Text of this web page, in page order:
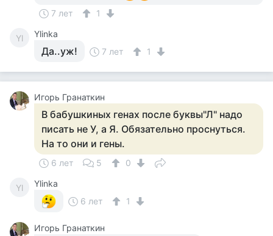
7 лет 1
Yl Ylinka
Да..уж! 7 лет 1
Игорь Гранаткин
В бабушкиных генах после буквы"Л" надо
писать не У, а Я. Обязательно проснуться.
На то они и гены.
6 лет 5 0
Yl
Ylinka
6 лет
1
Игорь Гранаткин